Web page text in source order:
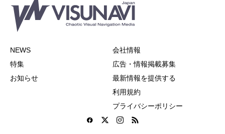
NEWS
特集
お知らせ
会社情報
広告・情報掲載募集
最新情報を提供する
利用規約
プライバシーポリシー